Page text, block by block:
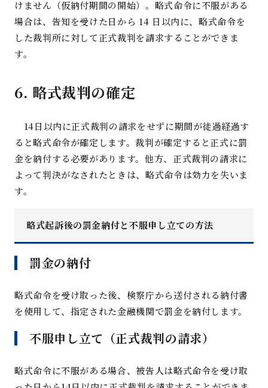
けません（仮納付期間の開始）。略式命令に不服がある
場合は、告知を受けた日から 14 日以内に、略式命令を
した裁判所に対して正式裁判を請求することができま
す。
6. 略式裁判の確定
14日以内に正式裁判の請求をせずに期間が徒過経過す
ると略式命令が確定します。裁判が確定すると正式に罰
金を納付する必要があります。他方、正式裁判の請求に
よって判決がなされたときは、略式命令は効力を失いま
す。
略式起訴後の罰金納付と不服申し立ての方法
罰金の納付
略式命令を受け取った後、検察庁から送付される納付書
を使用して、指定された金融機関で罰金を納付します。
不服申し立て（正式裁判の請求）
略式命令に不服がある場合、被告人は略式命令を受け取